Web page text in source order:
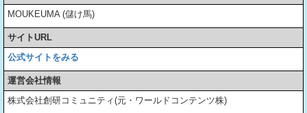
MOUKEUMA (儲け馬)
サイトURL
公式サイトをみる
運営会社情報
株式会社創研コミュニティ(元・ワールドコンテンツ株)